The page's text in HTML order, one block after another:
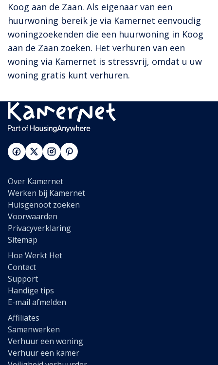
Koog aan de Zaan. Als eigenaar van een
huurwoning bereik je via Kamernet eenvoudig
woningzoekenden die een huurwoning in Koog
aan de Zaan zoeken. Het verhuren van een
woning via Kamernet is stressvrij, omdat u uw
woning gratis kunt verhuren.
Over Kamernet
Werken bij Kamernet
Huisgenoot zoeken
Voorwaarden
Privacyverklaring
Sitemap
Hoe Werkt Het
Contact
Support
Handige tips
E-mail afmelden
Affiliates
Samenwerken
Verhuur een woning
Verhuur een kamer